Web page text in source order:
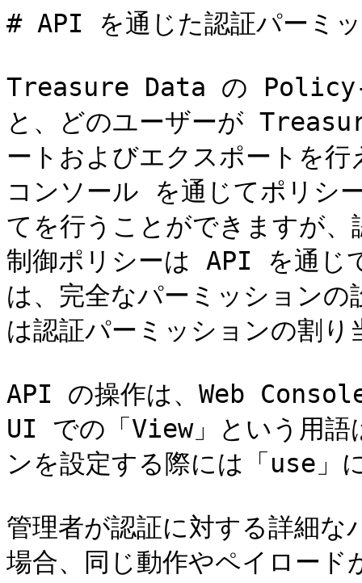
# API を通じた認証パーミ
Treasure Data の Policy-
と、どのユーザーが
ートおよびエクスポートを
コンソール を通じてポリシ
てを行うことができますが
制御ポリシーは API を通じ
は、完全なパーミッション
は認証パーミッションの割
API の操作は、Web
UI での「View」という用語
ンを設定する際には「use」
管理者が認証に対する詳細
場合、同じ動作やペイロード